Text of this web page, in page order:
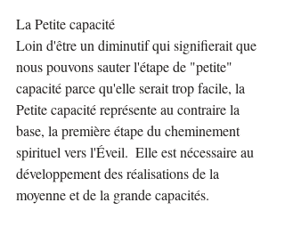
La Petite capacité
Loin d'être un diminutif qui signifierait que
nous pouvons sauter l'étape de "petite"
capacité parce qu'elle serait trop facile, la
Petite capacité représente au contraire la
base, la première étape du cheminement
spirituel vers l'Éveil.  Elle est nécessaire au
développement des réalisations de la
moyenne et de la grande capacités.